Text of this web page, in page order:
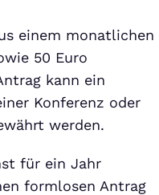
einem monatlichen
50 Euro
kann ein
Konferenz oder
werden.
für ein Jahr
formlosen Antrag